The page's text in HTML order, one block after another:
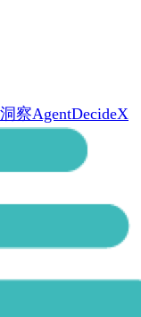
洞察AgentDecideX